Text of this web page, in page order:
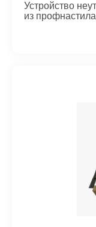
Устройство
из профнастила